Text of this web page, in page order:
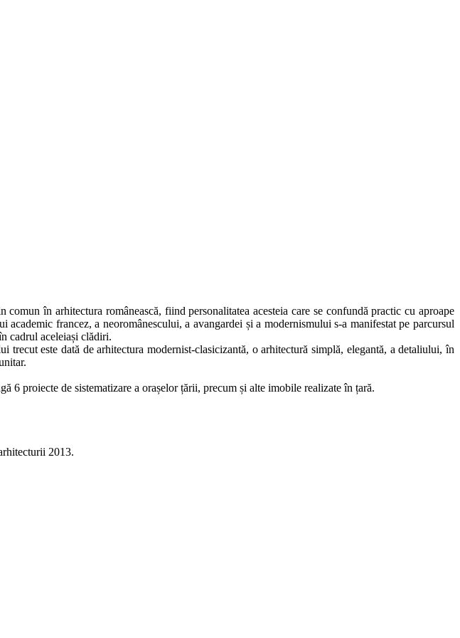
în arhitectura românească, fiind personalitatea acesteia care se confundă practic cu aproape
francez, a neoromânescului, a avangardei și a modernismului s-a manifestat pe parcursul
cadrul aceleiași clădiri.
este dată de arhitectura modernist-clasicizantă, o arhitectură simplă, elegantă, a detaliului, în
6 proiecte de sistematizare a orașelor țării, precum și alte imobile realizate în țară.
2013.